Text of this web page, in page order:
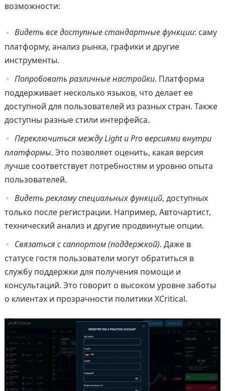
возможности:
Видеть все доступные стандартные функции: саму
платформу, анализ рынка, графики и другие
инструменты.
Попробовать различные настройки. Платформа
поддерживает несколько языков, что делает ее
доступной для пользователей из разных стран. Также
доступны разные стили интерфейса.
Переключиться между Light и Pro версиями внутри
платформы. Это позволяет оценить, какая версия
лучше соответствует потребностям и уровню опыта
пользователей.
Видеть рекламу специальных функций, доступных
только после регистрации. Например, Авточартист,
технический анализ и другие продвинутые опции.
Связаться с саппортом (поддержкой). Даже в
статусе гостя пользователи могут обратиться в
службу поддержки для получения помощи и
консультаций. Это говорит о высоком уровне заботы
о клиентах и прозрачности политики XCritical.